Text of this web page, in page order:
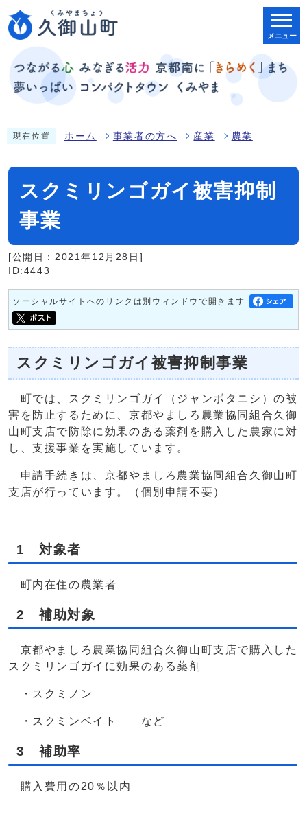
メニュー
現在位置 ホーム 事業者の方へ 産業 農業
スクミリンゴガイ被害抑制
事業
[公開日：2021年12月28日]
ID:4443
ソーシャルサイトへのリンクは別ウィンドウで開きます
スクミリンゴガイ被害抑制事業
町では、スクミリンゴガイ（ジャンボタニシ）の被
害を防止するために、京都やましろ農業協同組合久御
山町支店で防除に効果のある薬剤を購入した農家に対
し、支援事業を実施しています。
申請手続きは、京都やましろ農業協同組合久御山町
支店が行っています。（個別申請不要）
1 対象者
町内在住の農業者
2 補助対象
京都やましろ農業協同組合久御山町支店で購入した
スクミリンゴガイに効果のある薬剤
・スクミノン
・スクミンベイト など
3 補助率
購入費用の20％以内